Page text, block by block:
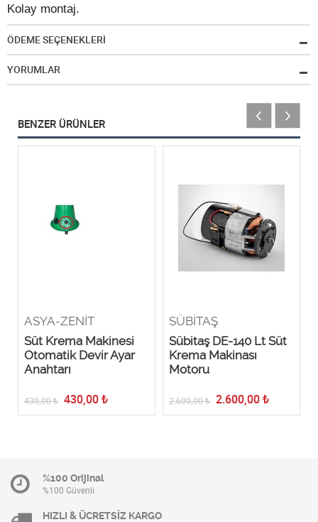
Kolay montaj.
ÖDEME SEÇENEKLERİ
YORUMLAR
BENZER ÜRÜNLER
ASYA-ZENİT
Süt Krema Makinesi
Otomatik Devir Ayar
Anahtarı
430,00₺ 430,00 ₺
SÜBİTAŞ
Sübitaş DE-140 Lt Süt
Krema Makinası
Motoru
2.600,00₺ 2.600,00 ₺
%100 Orijinal
%100 Güvenli
HIZLI & ÜCRETSİZ KARGO